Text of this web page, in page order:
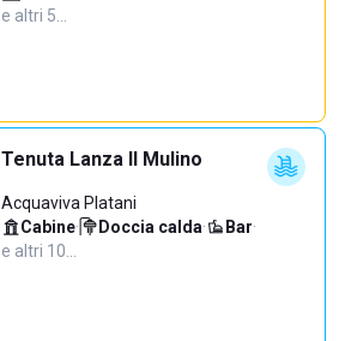
e altri 5…
Tenuta Lanza Il Mulino
Acquaviva Platani
Cabine· Doccia calda· Bar·
e altri 10…